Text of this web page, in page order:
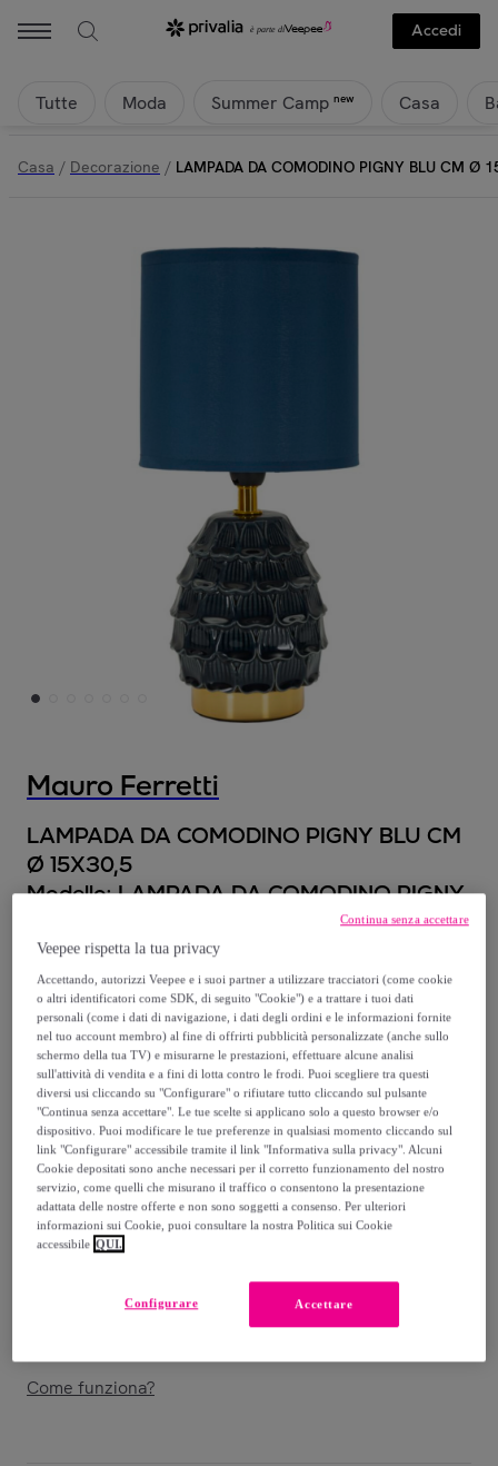
Accedi
Tutte Moda Summer Camp new Casa
Casa / Decorazione / LAMPADA DA COMODINO PIGNY BLU CM Ø
Mauro Ferretti
LAMPADA DA COMODINO PIGNY BLU CM
Ø 15X30,5
Modello: LAMPADA DA COMODINO PIGNY
26,99 €
35,09 €
-23%
Venduto daMauro Ferretti
Consegna
23/08
Come funziona?
Veepee rispetta la tua privacy
Accettando, autorizzi Veepee e i suoi partner a utilizzare tracciatori (come cookie
o altri identificatori come SDK, di seguito "Cookie") e a trattare i tuoi dati
personali (come i dati di navigazione, i dati degli ordini e le informazioni fornite
nel tuo account membro) al fine di offrirti pubblicità personalizzate (anche sullo
schermo della tua TV) e misurarne le prestazioni, effettuare alcune analisi
sull'attività di vendita e a fini di lotta contro le frodi. Puoi scegliere tra questi
diversi usi cliccando su "Configurare" o rifiutare tutto cliccando sul pulsante
"Continua senza accettare". Le tue scelte si applicano solo a questo browser e/o
dispositivo. Puoi modificare le tue preferenze in qualsiasi momento cliccando sul
link "Configurare" accessibile tramite il link "Informativa sulla privacy". Alcuni
Cookie depositati sono anche necessari per il corretto funzionamento del nostro
servizio, come quelli che misurano il traffico o consentono la presentazione
adattata delle nostre offerte e non sono soggetti a consenso. Per ulteriori
informazioni sui Cookie, puoi consultare la nostra Politica sui Cookie
accessibile QUI.
Accettare
Configurare
Continua senza accettare